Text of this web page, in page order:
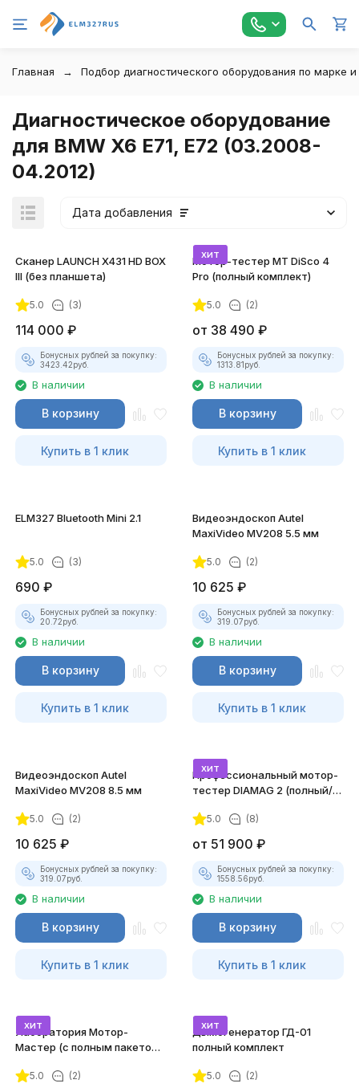
Главная Подбор диагностического оборудования по марке
Диагностическое оборудование
для BMW X6 E71, E72 (03.2008-
04.2012)
Дата добавления
Сканер LAUNCH X431 HD BOX
III (без планшета)
5.0 (3)
114 000 ₽
Бонусных рублей за покупку:
3423.42руб.
В наличии
В корзину
Купить в 1 клик
хит
Мотор-тестер MT DiSco 4
Pro (полный комплект)
5.0 (2)
от 38 490 ₽
Бонусных рублей за покупку:
1313.81руб.
В наличии
В корзину
Купить в 1 клик
ELM327 Bluetooth Mini 2.1
5.0 (3)
690 ₽
Бонусных рублей за покупку:
20.72руб.
В наличии
В корзину
Купить в 1 клик
Видеоэндоскоп Autel
MaxiVideo MV208 5.5 мм
5.0 (2)
10 625 ₽
Бонусных рублей за покупку:
319.07руб.
В наличии
В корзину
Купить в 1 клик
Видеоэндоскоп Autel
MaxiVideo MV208 8.5 мм
5.0 (2)
10 625 ₽
Бонусных рублей за покупку:
319.07руб.
В наличии
В корзину
Купить в 1 клик
хит
Профессиональный мотор-
тестер DIAMAG 2 (полный/
5.0 (8)
от 51 900 ₽
Бонусных рублей за покупку:
1558.56руб.
В наличии
В корзину
Купить в 1 клик
хит
Лаборатория Мотор-
Мастер (с полным пакетом
5.0 (2)
хит
Дымогенератор ГД-01
полный комплект
5.0 (2)